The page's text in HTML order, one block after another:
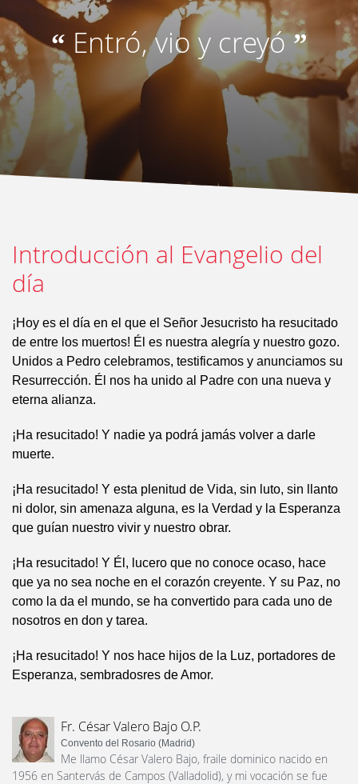
“ Entró, vio y creyó”
Introducción al Evangelio del
día
¡Hoy es el día en el que el Señor Jesucristo ha resucitado
de entre los muertos! Él es nuestra alegría y nuestro gozo.
Unidos a Pedro celebramos, testificamos y anunciamos su
Resurrección. Él nos ha unido al Padre con una nueva y
eterna alianza.
¡Ha resucitado! Y nadie ya podrá jamás volver a darle
muerte.
¡Ha resucitado! Y esta plenitud de Vida, sin luto, sin llanto
ni dolor, sin amenaza alguna, es la Verdad y la Esperanza
que guían nuestro vivir y nuestro obrar.
¡Ha resucitado! Y Él, lucero que no conoce ocaso, hace
que ya no sea noche en el corazón creyente. Y su Paz, no
como la da el mundo, se ha convertido para cada uno de
nosotros en don y tarea.
¡Ha resucitado! Y nos hace hijos de la Luz, portadores de
Esperanza, sembradosres de Amor.
Fr. César Valero Bajo O.P.
Convento del Rosario (Madrid)
Me llamo César Valero Bajo, fraile dominico nacido en
1956 en Santervás de Campos (Valladolid), y mi vocación se fue